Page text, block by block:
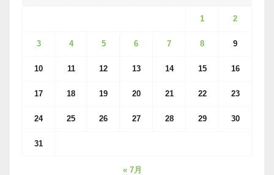
1 2
3 4 5 6 7 8 9
10 11 12 13 14 15 16
17 18 19 20 21 22 23
24 25 26 27 28 29 30
31
« 7月